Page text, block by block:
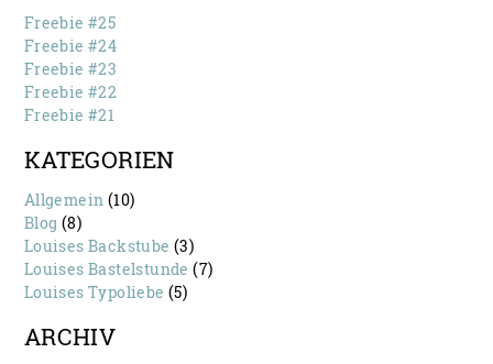
Freebie #25
Freebie #24
Freebie #23
Freebie #22
Freebie #21
KATEGORIEN
Allgemein (10)
Blog (8)
Louises Backstube (3)
Louises Bastelstunde (7)
Louises Typoliebe (5)
ARCHIV